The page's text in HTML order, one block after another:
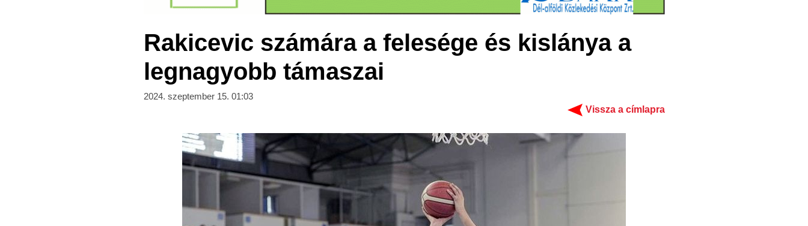
Rakicevic számára a felesége és kislánya a
legnagyobb támaszai
2024. szeptember 15. 01:03
Vissza a címlapra